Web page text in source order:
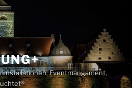
Eventmangament,